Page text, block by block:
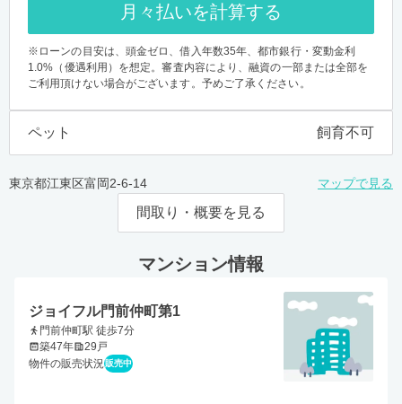
月々払いを計算する
※ローンの目安は、頭金ゼロ、借入年数35年、都市銀行・変動金利
1.0%（優遇利用）を想定。審査内容により、融資の一部または全部を
ご利用頂けない場合がございます。予めご了承ください。
ペット 飼育不可
東京都江東区富岡2-6-14 マップで見る
間取り・概要を見る
マンション情報
ジョイフル門前仲町第1
門前仲町駅 徒歩7分
築47年
29戸
物件の販売状況 販売中